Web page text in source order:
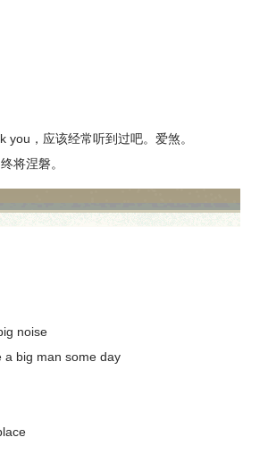
，应该经常听到过吧。爱煞。
将涅磐。
noise
a big man some day